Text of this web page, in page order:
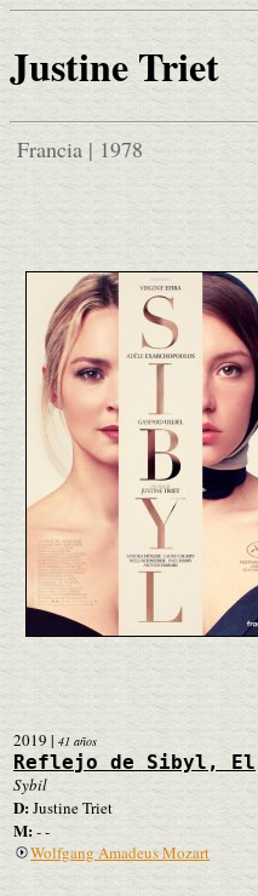
Justine Triet
Francia | 1978
2019 | 41 años
Reflejo de Sibyl, El
Sybil
D:Justine Triet
M:- -
Wolfgang Amadeus Mozart